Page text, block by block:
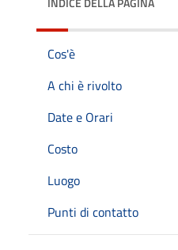
Cos'è
A chi è rivolto
Date e Orari
Costo
Luogo
Punti di contatto